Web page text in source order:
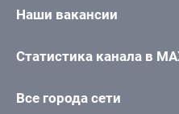
Наши вакансии
Статистика канала в
Все города сети